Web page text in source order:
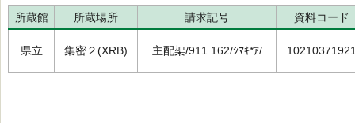
所蔵館 所蔵場所 請求記号 資料コード
県立 集密２(XRB) 主配架/911.162/ｼﾏｷ*ｱ/